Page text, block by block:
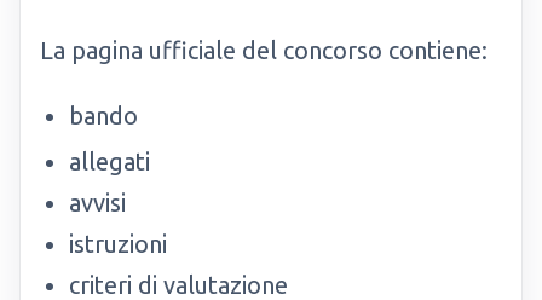
La pagina ufficiale del concorso contiene:
bando
allegati
avvisi
istruzioni
criteri di valutazione